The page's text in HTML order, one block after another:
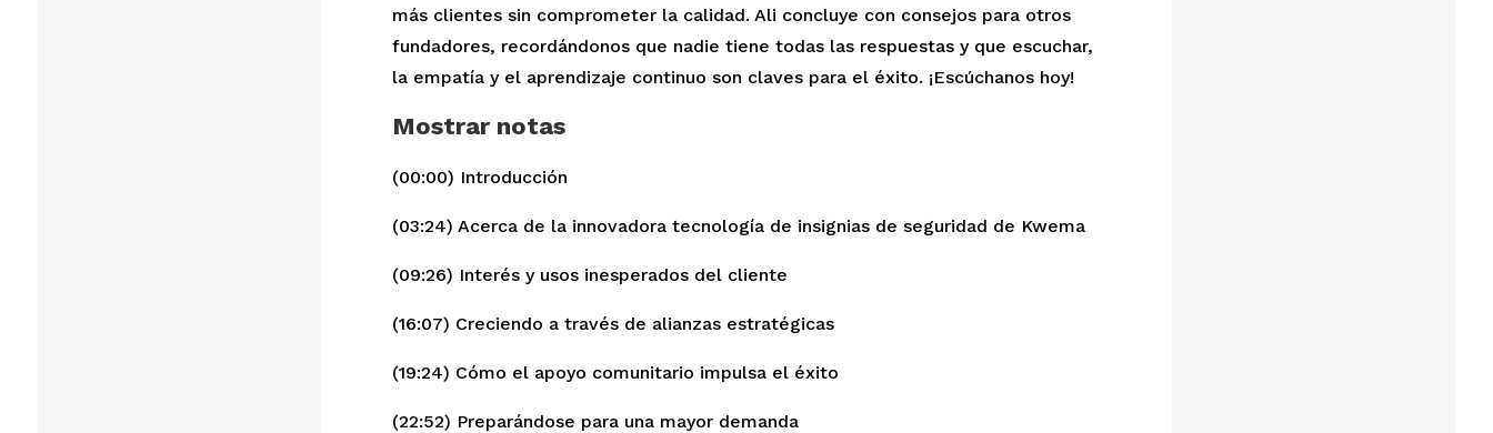
más clientes sin comprometer la calidad. Ali concluye con consejos para otros
fundadores, recordándonos que nadie tiene todas las respuestas y que escuchar,
la empatía y el aprendizaje continuo son claves para el éxito. ¡Escúchanos hoy!
Mostrar notas
(00:00) Introducción
(03:24) Acerca de la innovadora tecnología de insignias de seguridad de Kwema
(09:26) Interés y usos inesperados del cliente
(16:07) Creciendo a través de alianzas estratégicas
(19:24) Cómo el apoyo comunitario impulsa el éxito
(22:52) Preparándose para una mayor demanda